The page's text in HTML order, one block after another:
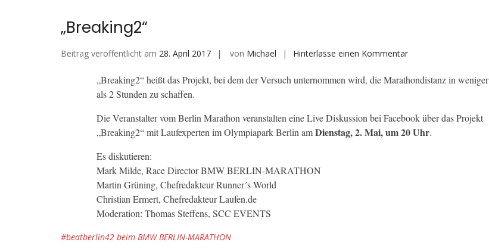
„Breaking2“
Beitrag veröffentlicht am 28. April 2017 von Michael Hinterlasse einen Kommentarauf
„Breaking2“ heißt das Projekt, bei dem der Versuch unternommen wird, die Marathondistanz in weniger
als 2 Stunden zu schaffen.
Die Veranstalter vom Berlin Marathon veranstalten eine Live Diskussion bei Facebook über das Projekt
„Breaking2“ mit Laufexperten im Olympiapark Berlin amDienstag, 2. Mai, um 20 Uhr.
Es diskutieren:
Mark Milde, Race Director BMW BERLIN-MARATHON
Martin Grüning, Chefredakteur Runner´s World
Christian Ermert, Chefredakteur Laufen.de
Moderation: Thomas Steffens, SCC EVENTS
#beatberlin42 beim BMW BERLIN-MARATHON